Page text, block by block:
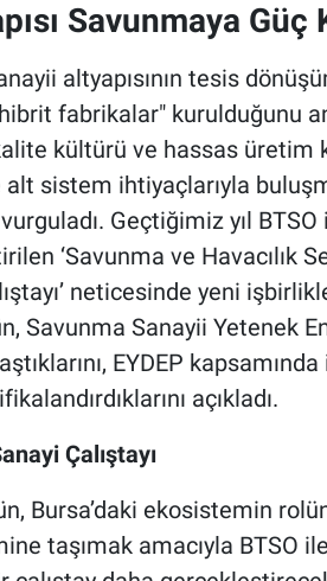
Savunmaya Güç
altyapısının tesis
fabrikalar" kurulduğunu
kültürü ve hassas üretim
sistem ihtiyaçlarıyla
Geçtiğimiz yıl
‘Savunma ve Havacılık
neticesinde yeni
Savunma Sanayii Yetenek
EYDEP
açıkladı.
Çalıştayı
Bursa’daki ekosistemin
taşımak amacıyla BTSO